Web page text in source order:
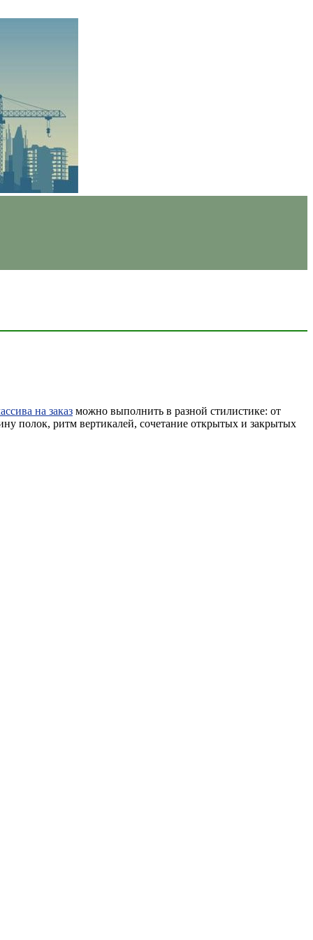
на заказ можно выполнить в разной стилистике: от
полок, ритм вертикалей, сочетание открытых и закрытых